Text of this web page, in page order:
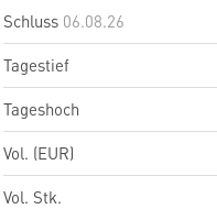
Schluss 06.08.26
Tagestief
Tageshoch
Vol. (EUR)
Vol. Stk.